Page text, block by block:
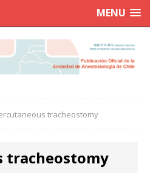
MENU
tracheostomy
tracheostomy